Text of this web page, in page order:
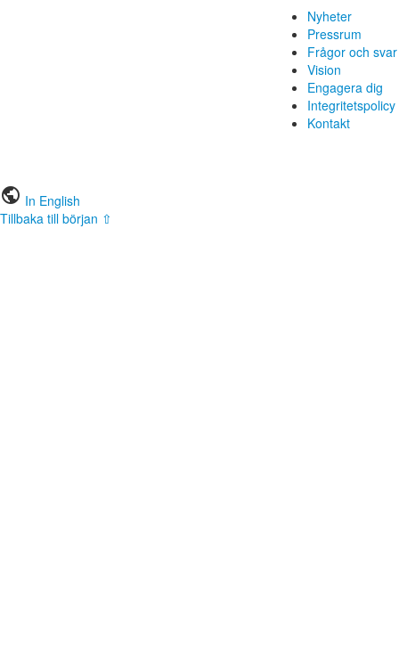
Nyheter
Pressrum
Frågor och svar
Vision
Engagera dig
Integritetspolicy
Kontakt
public In English
Tillbaka till början ⇧